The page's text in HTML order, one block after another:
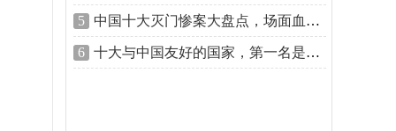
5 中国十大灭门惨案大盘点，场面血腥不忍
6 十大与中国友好的国家，第一名是巴基斯